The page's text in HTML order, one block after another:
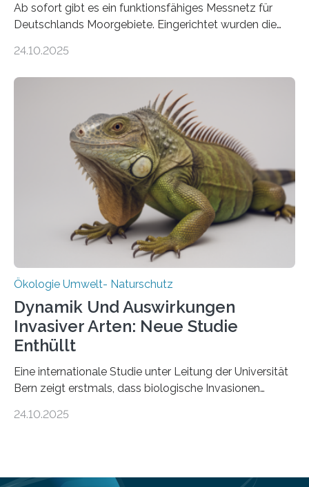
Ab sofort gibt es ein funktionsfähiges Messnetz für
Deutschlands Moorgebiete. Eingerichtet wurden die
vergangenen fünf Jahren von Wissenschaftlerinnen
heutigen Donnerstag übergeben sie ihren Bericht zur
Aufbauphase an den Auftraggeber, das
Bundesministerium für Landwirtschaft, Ernährung und
Heimat. Braunschweig/Eberswalde (23. Oktober 2025).
Ein Netz aus 155 Messstationen spannt sich neuerdings
über Deutschlands Moorböden. Eingerichtet wurden sie
in den vergangenen fünf Jahren von
Wissenschaftlerinnen und Wissenschaftlern des
Thünen-Instituts für Agrarklimaschutz…
24.10.2025
Ökologie Umwelt- Naturschutz
Dynamik Und Auswirkungen
Invasiver Arten: Neue Studie
Enthüllt
Eine internationale Studie unter Leitung der Universität
Bern zeigt erstmals, dass biologische Invasionen
Einige Auswirkungen, insbesondere der durch invasive
24.10.2025